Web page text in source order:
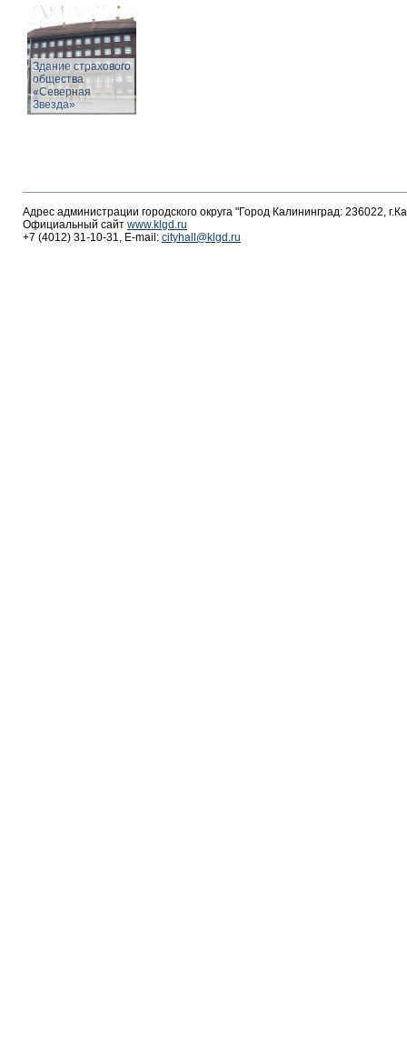
Здание страхового
общества
«Северная
Звезда»
Адрес администрации городского округа "Город Калининград: 236022,
Официальный сайт www.klgd.ru
+7 (4012) 31-10-31, E-mail: cityhall@klgd.ru